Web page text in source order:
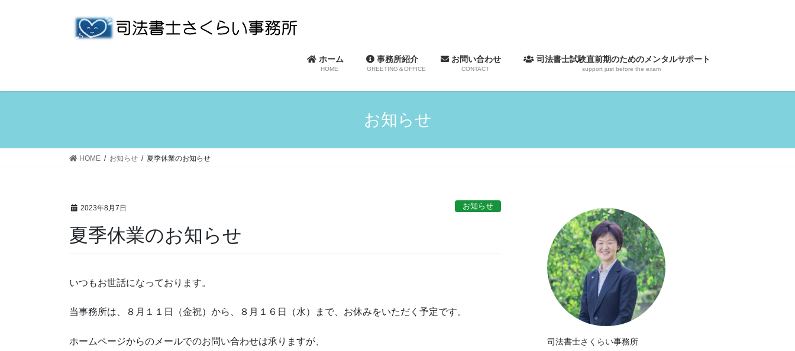
ス
ン
ホーム
HOME
事務所紹介
GREETING＆OFFICE
お問い合わせ
CONTACT
司法書士試験直前期のためのメンタルサポート
support just before the exam
お知らせ
HOME お知らせ 夏季休業のお知らせ
2023年8月7日 お知らせ
夏季休業のお知らせ
いつもお世話になっております。
当事務所は、８月１１日（金祝）から、８月１６日（水）まで、お休みをいただく予定です。
ホームページからのメールでのお問い合わせは承りますが、
司法書士さくらい事務所